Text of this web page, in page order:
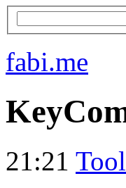
fabi.me
21:21